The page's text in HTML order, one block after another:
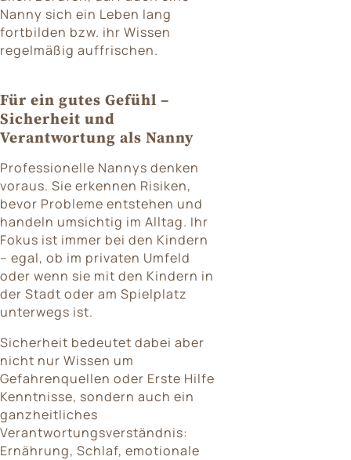
Nanny sich ein Leben lang
fortbilden bzw. ihr Wissen
regelmäßig auffrischen.
Für ein gutes Gefühl –
Sicherheit und
Verantwortung als Nanny
Professionelle Nannys denken
voraus. Sie erkennen Risiken,
bevor Probleme entstehen und
handeln umsichtig im Alltag. Ihr
Fokus ist immer bei den Kindern
– egal, ob im privaten Umfeld
oder wenn sie mit den Kindern in
der Stadt oder am Spielplatz
unterwegs ist.
Sicherheit bedeutet dabei aber
nicht nur Wissen um
Gefahrenquellen oder Erste Hilfe
Kenntnisse, sondern auch ein
ganzheitliches
Verantwortungsverständnis:
Ernährung, Schlaf, emotionale